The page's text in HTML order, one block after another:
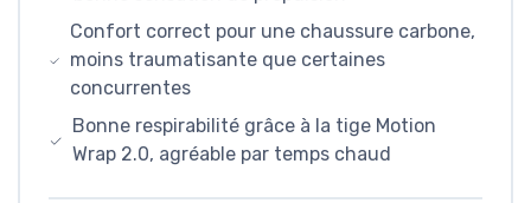
Confort correct pour une chaussure carbone,
moins traumatisante que certaines
concurrentes
Bonne respirabilité grâce à la tige Motion
Wrap 2.0, agréable par temps chaud